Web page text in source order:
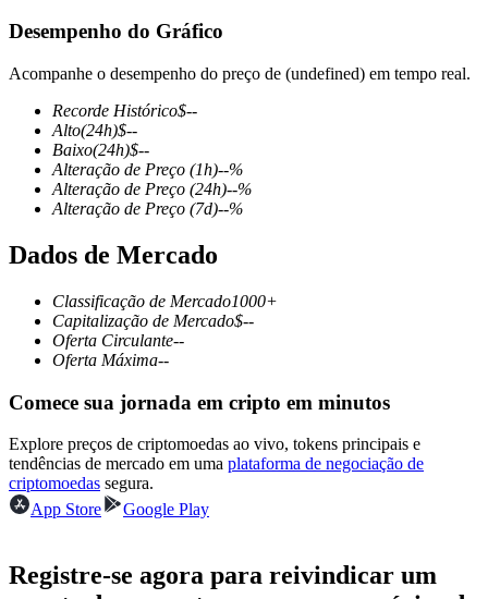
Futuros COIN-M
Futuros de criptomoeda
TradFi
Futuros de USDC
Futuros usando USDC como garantia
Desempenho do Gráfico
Acompanhe o desempenho do preço de (undefined) em tempo real.
Recorde Histórico$--
Alto(24h)$--
Baixo(24h)$--
Alteração de Preço (1h)--%
Alteração de Preço (24h)--%
Alteração de Preço (7d)--%
Dados de Mercado
Classificação de Mercado1000+
Capitalização de Mercado$--
Oferta Circulante--
Oferta Máxima--
Comece sua jornada em cripto em minutos
Explore preços de criptomoedas ao vivo, tokens principais e
tendências de mercado em uma plataforma de negociação de
criptomoedas segura.
App Store
Google Play
Registre-se agora para reivindicar um